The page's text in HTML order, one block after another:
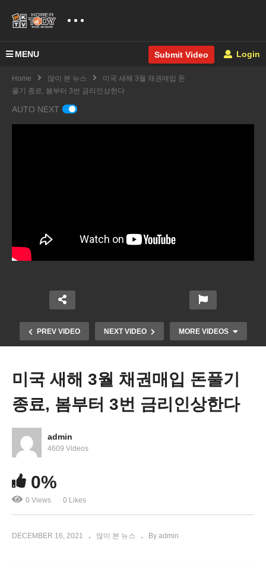
MENU Submit Video Login
Home 많이 본 뉴스
미국 새해 3월 채권매입 돈
풀기 종료, 봄부터 3번 금리인상한다
AUTO NEXT
PREV VIDEO NEXT VIDEO MORE VIDEOS
부당했다
미국 새해 3월 채권매입 돈풀기
종료, 봄부터 3번 금리인상한다
admin
4609 Videos
0%
0 Views 0 Likes
DECEMBER 16, 2021 많이 본 뉴스 By admin